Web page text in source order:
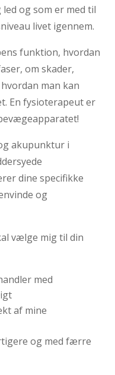
og som er med til
livet igennem.
funktion, hvordan
om skader,
man kan
En fysioterapeut er
akupunktur i
dine specifikke
og
vælge mig til din
med
af mine
og med færre